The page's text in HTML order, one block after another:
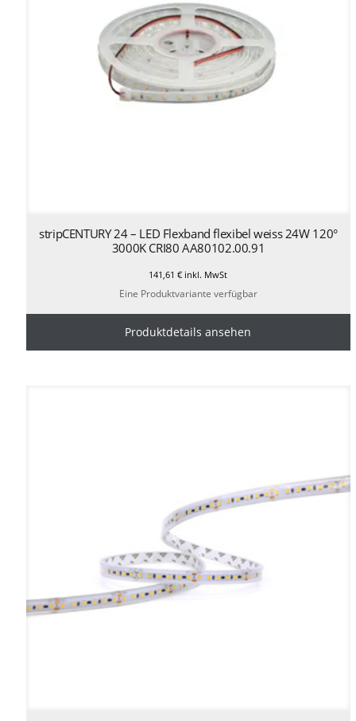
stripCENTURY 24 – LED Flexband flexibel weiss 24W 120°
3000K CRI80 AA80102.00.91
141,61€ inkl. MwSt
Eine Produktvariante verfügbar
Produktdetails ansehen